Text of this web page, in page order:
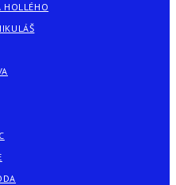
HOLLÉHO